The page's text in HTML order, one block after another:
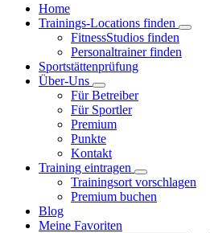
Home
Trainings-Locations finden
FitnessStudios finden
Personaltrainer finden
Sportstättenprüfung
Über-Uns
Für Betreiber
Für Sportler
Premium
Punkte
Kontakt
Training eintragen
Trainingsort vorschlagen
Premium buchen
Blog
Meine Favoriten